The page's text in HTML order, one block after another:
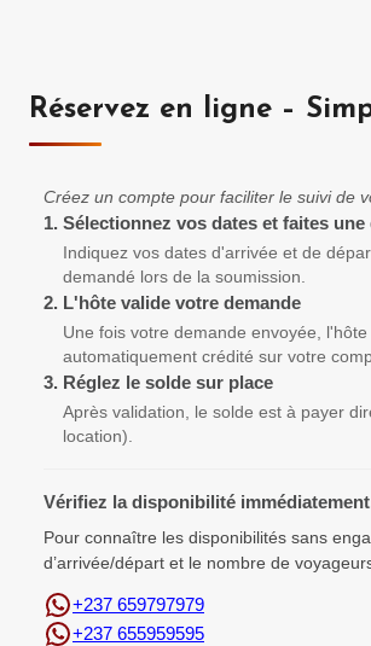
Réservez en ligne –
Créez un compte pour faciliter le suivi de
1. Sélectionnez vos dates et faites une
Indiquez vos dates d'arrivée et de
demandé lors de la soumission.
2. L'hôte valide votre demande
Une fois votre demande envoyée,
automatiquement crédité sur votre
3. Réglez le solde sur place
Après validation, le solde est à payer
location).
Vérifiez la disponibilité
Pour connaître les disponibilités sans
d’arrivée/départ et le nombre de
+237 659797979
+237 655959595